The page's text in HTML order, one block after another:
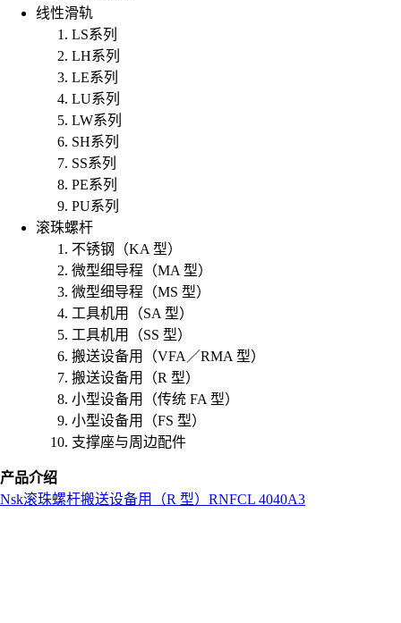
线性滑轨
LS系列
LH系列
LE系列
LU系列
LW系列
SH系列
SS系列
PE系列
PU系列
滚珠螺杆
不锈钢（KA 型）
微型细导程（MA 型）
微型细导程（MS 型）
工具机用（SA 型）
工具机用（SS 型）
搬送设备用（VFA／RMA 型）
搬送设备用（R 型）
小型设备用（传统 FA 型）
小型设备用（FS 型）
支撑座与周边配件
产品介绍
Nsk滚珠螺杆搬送设备用（R 型） RNFCL 4040A3